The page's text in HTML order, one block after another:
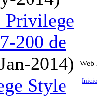
Privilege
200 de
2014)
Style
Web
Inicio